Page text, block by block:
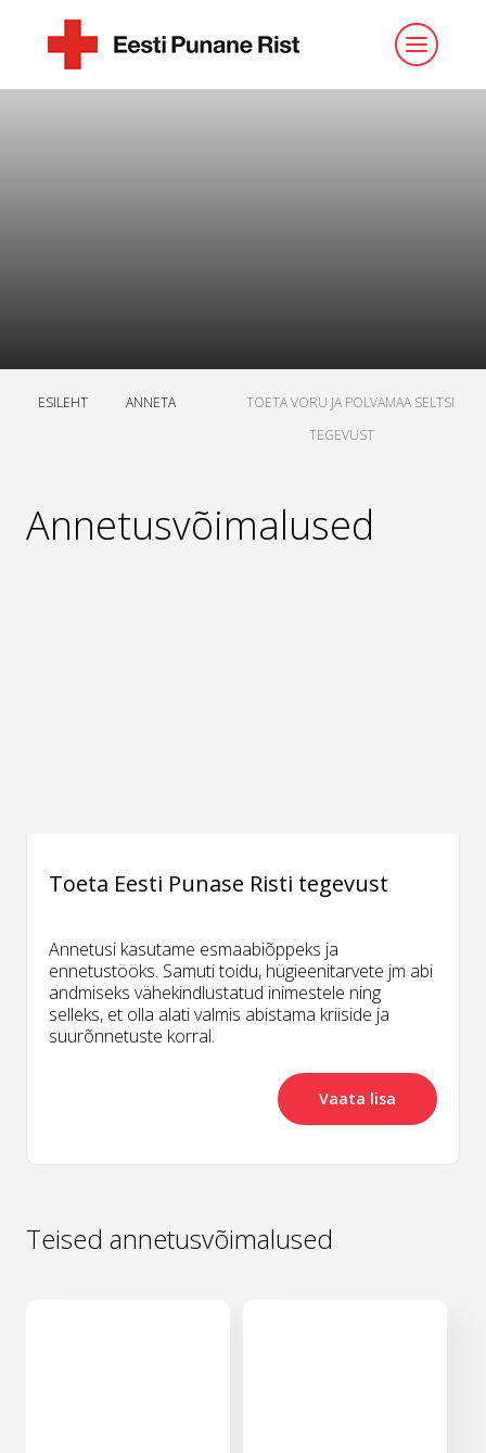
ESILEHT ANNETA
TOETA VORU JA POLVAMAA SELTSI
TEGEVUST
Annetusvõimalused
Toeta Eesti Punase Risti tegevust
Annetusi kasutame esmaabiõppeks ja
ennetustööks. Samuti toidu, hügieenitarvete jm abi
andmiseks vähekindlustatud inimestele ning
selleks, et olla alati valmis abistama kriiside ja
suurõnnetuste korral.
Vaata lisa
Teised annetusvõimalused